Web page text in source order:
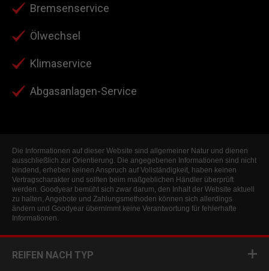
Bremsenservice
Ölwechsel
Klimaservice
Abgasanlagen-Service
Die Informationen auf dieser Website sind allgemeiner Natur und dienen
ausschließlich zur Orientierung. Die angegebenen Informationen sind nicht
bindend, erheben keinen Anspruch auf Vollständigkeit, haben keinen
Vertragscharakter und sollten beim maßgeblichen Händler überprüft
werden. Goodyear bemüht sich zwar darum, den Inhalt der Website aktuell
zu halten, Angebote und Zahlungsmethoden können sich allerdings
ändern und Goodyear übernimmt keine Verantwortung für fehlerhafte
Informationen.
REIFEN NACH TYP